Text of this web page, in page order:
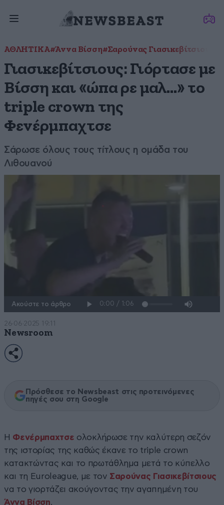
ΑΘΛΗΤΙΚΑ#Άννα Βίσση#Σαρούνας Γιασικεβίτσιους
Γιασικεβίτσιους: Γιόρτασε με
Βίσση και «ώπα ρε μαλ…» το
triple crown της
Φενέρμπαχτσε
Σάρωσε όλους τους τίτλους η ομάδα του
Λιθουανού
Ακούστε το άρθρο
26·06·2025 19:11
Newsroom
Πρόσθεσε το Newsbeast στις προτεινόμενες
πηγές σου στη Google
Η Φενέρμπαχτσε ολοκλήρωσε την καλύτερη σεζόν
της ιστορίας της καθώς έκανε το triple crown
κατακτώντας και το πρωτάθλημα μετά το κύπελλο
και τη Euroleague, με τον Σαρούνας Γιασικεβίτσιους
να το γιορτάζει ακούγοντας την αγαπημένη του
Άννα Βίσση.